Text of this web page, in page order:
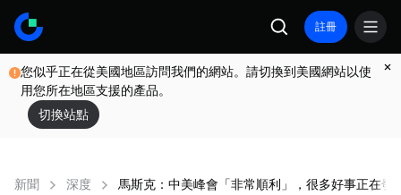
註冊
您似乎正在從美國地區訪問我們的網站。請切換到美國網站以使
用您所在地區支援的產品。
切換站點
新聞 深度 馬斯克：中美峰會「非常順利」，很多好事正在發